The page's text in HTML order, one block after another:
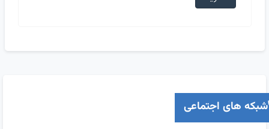
شبکه های اجتماعی